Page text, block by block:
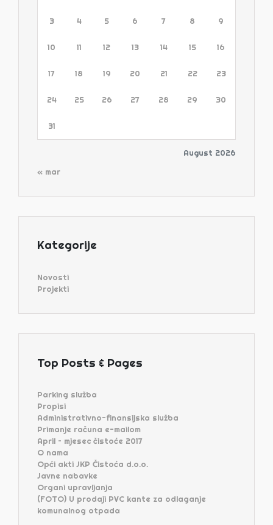
August 2026
3 4 5 6 7 8 9
10 11 12 13 14 15 16
17 18 19 20 21 22 23
24 25 26 27 28 29 30
31
« mar
Kategorije
Novosti
Projekti
Top Posts & Pages
Parking služba
Propisi
Administrativno-finansijska služba
Primanje računa e-mailom
April – mjesec čistoće 2017
O nama
Opći akti JKP Čistoća d.o.o.
Javne nabavke
Organi upravljanja
(FOTO) U prodaji PVC kante za odlaganje
komunalnog otpada